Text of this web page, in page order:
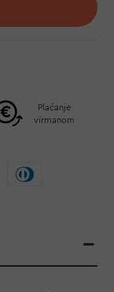
Plaćanje
virmanom